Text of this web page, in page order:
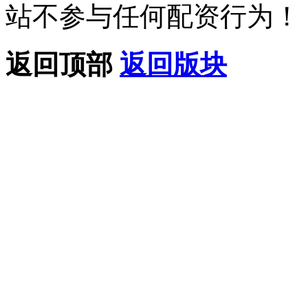
站不参与任何配资行为！
返回顶部 返回版块